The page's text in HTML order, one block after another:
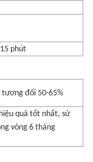
phút
đối 50-65%
quả tốt nhất, sử
vòng 6 tháng